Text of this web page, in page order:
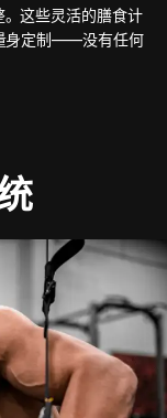
这些灵活的膳食计
身定制——没有任何